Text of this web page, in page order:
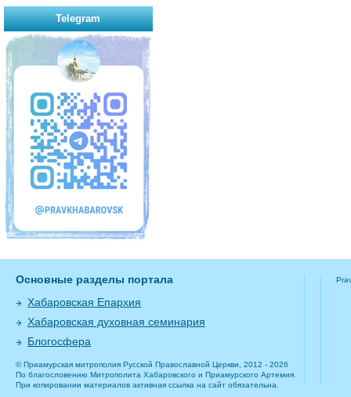
Telegram
Основные разделы портала
Хабаровская Епархия
Хабаровская духовная семинария
Блогосфера
© Приамурская митрополия Русской Православной Церкви, 2012 - 2026
По благословению Митрополита Хабаровского и Приамурского Артемия.
При копировании материалов активная ссылка на сайт обязательна.